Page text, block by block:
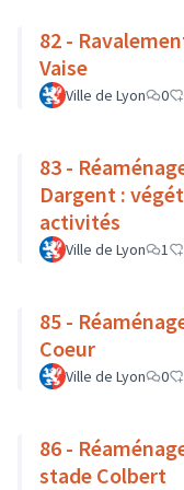
82 -
Vaise
Ville de Lyon 0
83 -
Dargent :
activités
Ville de Lyon 1
85 -
Coeur
Ville de Lyon 0
86 -
stade Colbert